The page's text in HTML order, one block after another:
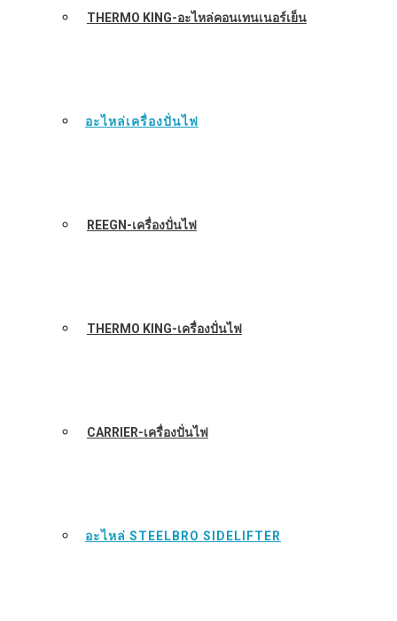
THERMO KING-อะไหล่คอนเทนเนอร์เย็น
อะไหล่เครื่องปั่นไฟ
REEGN-เครื่องปั่นไฟ
THERMO KING-เครื่องปั่นไฟ
CARRIER-เครื่องปั่นไฟ
อะไหล่ STEELBRO SIDELIFTER